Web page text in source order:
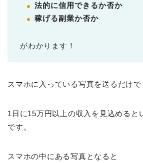
法的に信用できるか否か
稼げる副業か否か
がわかります！
スマホに入っている写真を送るだけで
1日に15万円以上の収入を見込めると
です。
スマホの中にある写真となると